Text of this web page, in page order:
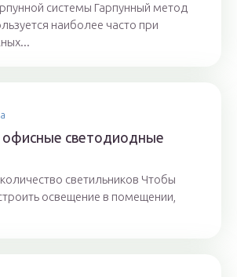
системы Гарпунный метод
наиболее часто при
офисные светодиодные
светильников Чтобы
освещение в помещении,